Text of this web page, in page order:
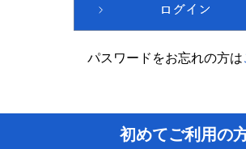
パスワードをお忘れの方は
初めてご利用の